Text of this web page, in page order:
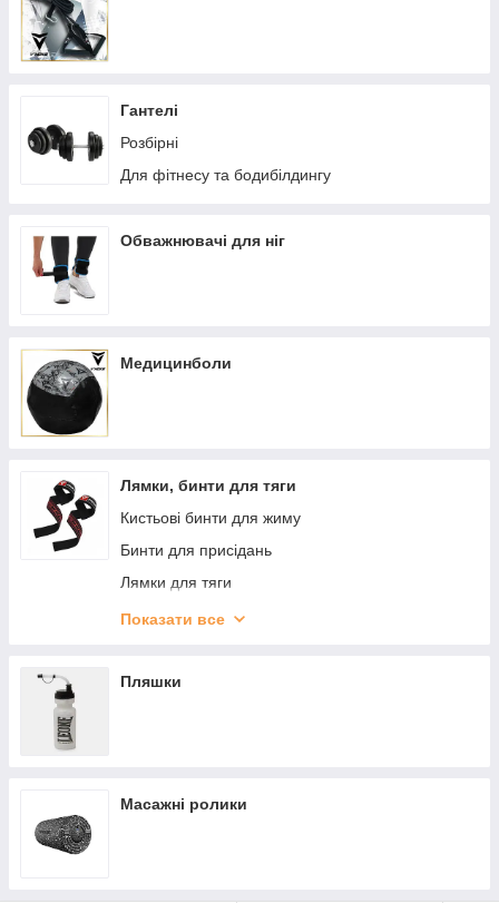
Гантелі
Розбірні
Для фітнесу та бодибілдингу
Обважнювачі для ніг
Медицинболи
Лямки, бинти для тяги
Кистьові бинти для жиму
Бинти для присідань
Лямки для тяги
Гнучка тяга
Лямки для преса
Показати все
Пляшки
Масажні ролики